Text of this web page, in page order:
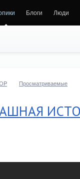
Блоги Люди
Просматриваемые